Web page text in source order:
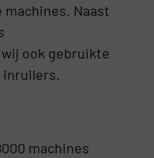
machines. Naast
ook gebruikte
inruilers.
machines